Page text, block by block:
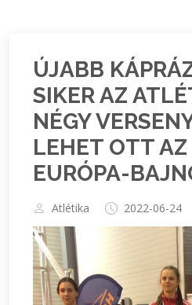
ÚJABB
SIKER AZ
NÉGY
LEHET OTT AZ
EURÓPA-
Atlétika 2022-06-24